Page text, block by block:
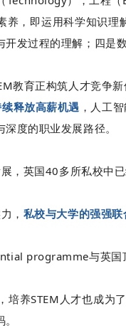
养，即运用科学知识
发过程的理解；四是
教育正构筑人才竞争
释放高薪机遇 ，人工
度的职业发展路径。
， 英国40多所私校中已
， 私校与大学的强强联
programme与英国
培养STEM人才也成为